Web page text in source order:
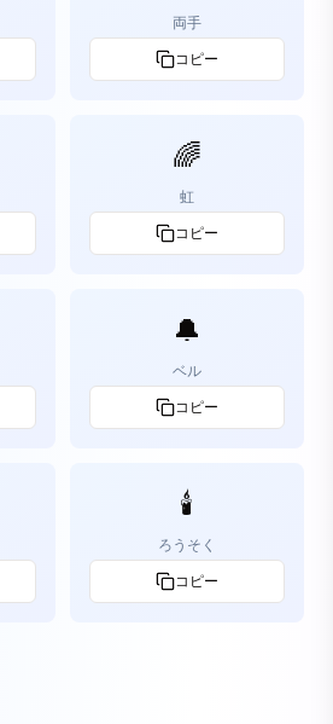
両手
コピー
🌈
虹
コピー
🔔
ベル
コピー
🕯️
ろうそく
コピー